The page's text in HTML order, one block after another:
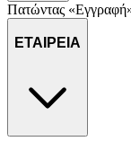
Πατώντας
ΕΤΑΙΡΕΙΑ